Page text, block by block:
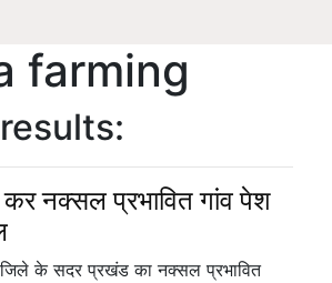
farming
नक्सल प्रभावित गांव पेश
के सदर प्रखंड का नक्सल प्रभावित